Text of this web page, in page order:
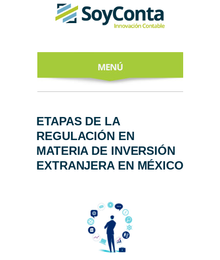
ACERCA DE
NUESTROS
EXPERTOS
TODO SOBRE
AL NEWSLETTER
ETAPAS DE LA
REGULACIÓN EN
MATERIA DE INVERSIÓN
EXTRANJERA EN MÉXICO